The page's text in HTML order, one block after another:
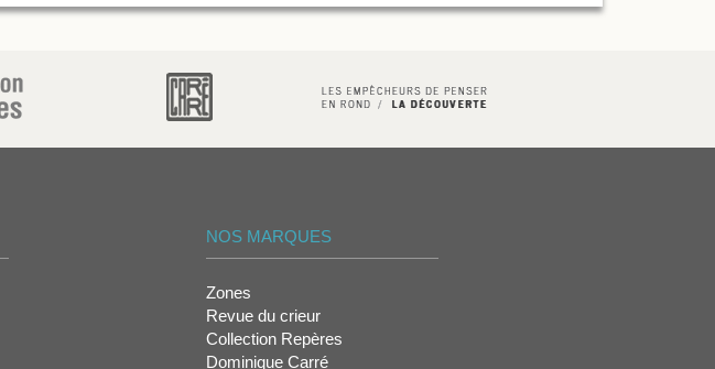
NOS MARQUES
Zones
Revue du crieur
Collection Repères
Dominique Carré